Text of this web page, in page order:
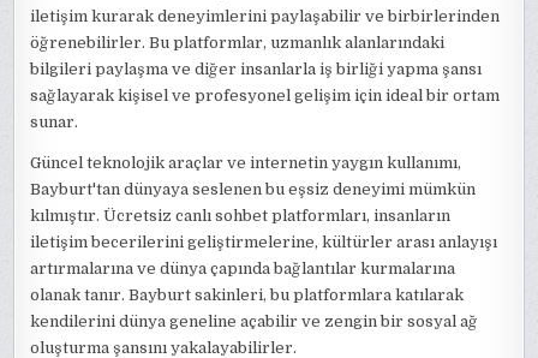
iletişim kurarak deneyimlerini paylaşabilir ve birbirlerinden
öğrenebilirler. Bu platformlar, uzmanlık alanlarındaki
bilgileri paylaşma ve diğer insanlarla iş birliği yapma şansı
sağlayarak kişisel ve profesyonel gelişim için ideal bir ortam
sunar.
Güncel teknolojik araçlar ve internetin yaygın kullanımı,
Bayburt'tan dünyaya seslenen bu eşsiz deneyimi mümkün
kılmıştır. Ücretsiz canlı sohbet platformları, insanların
iletişim becerilerini geliştirmelerine, kültürler arası anlayışı
artırmalarına ve dünya çapında bağlantılar kurmalarına
olanak tanır. Bayburt sakinleri, bu platformlara katılarak
kendilerini dünya geneline açabilir ve zengin bir sosyal ağ
oluşturma şansını yakalayabilirler.